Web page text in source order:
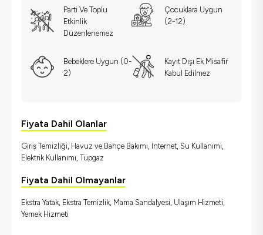
Parti Ve Toplu
Etkinlik
Düzenlenemez
Çocuklara Uygun
(2-12)
Bebeklere Uygun (0-
2)
Kayıt Dışı Ek Misafir
Kabul Edilmez
Fiyata Dahil Olanlar
Giriş Temizliği, Havuz ve Bahçe Bakımı, İnternet, Su Kullanımı,
Elektrik Kullanımı, Tüpgaz
Fiyata Dahil Olmayanlar
Ekstra Yatak, Ekstra Temizlik, Mama Sandalyesi, Ulaşım Hizmeti,
Yemek Hizmeti